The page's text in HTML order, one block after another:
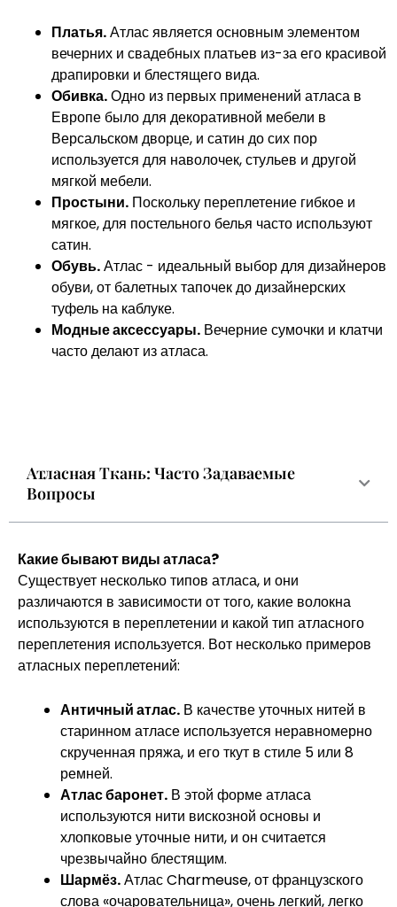
Платья.Атлас является основным элементом
вечерних и свадебных платьев из-за его красивой
драпировки и блестящего вида.
Обивка.Одно из первых применений атласа в
Европе было для декоративной мебели в
Версальском дворце, и сатин до сих пор
используется для наволочек, стульев и другой
мягкой мебели.
Простыни. Поскольку переплетение гибкое и
мягкое, для постельного белья часто используют
сатин.
Обувь.Атлас - идеальный выбор для дизайнеров
обуви, от балетных тапочек до дизайнерских
туфель на каблуке.
Модные аксессуары. Вечерние сумочки и клатчи
часто делают из атласа.
Атласная Ткань: Часто Задаваемые
Вопросы
Какие бывают виды атласа?
Существует несколько типов атласа, и они
различаются в зависимости от того, какие волокна
используются в переплетении и какой тип атласного
переплетения используется. Вот несколько примеров
атласных переплетений:
Античный атлас. В качестве уточных нитей в
старинном атласе используется неравномерно
скрученная пряжа, и его ткут в стиле 5 или 8
ремней.
Атлас баронет. В этой форме атласа
используются нити вискозной основы и
хлопковые уточные нити, и он считается
чрезвычайно блестящим.
Шармёз.Атлас Charmeuse, от французского
слова «очаровательница», очень легкий, легко